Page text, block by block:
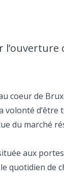
coeur de
du marché
aux
quotidien